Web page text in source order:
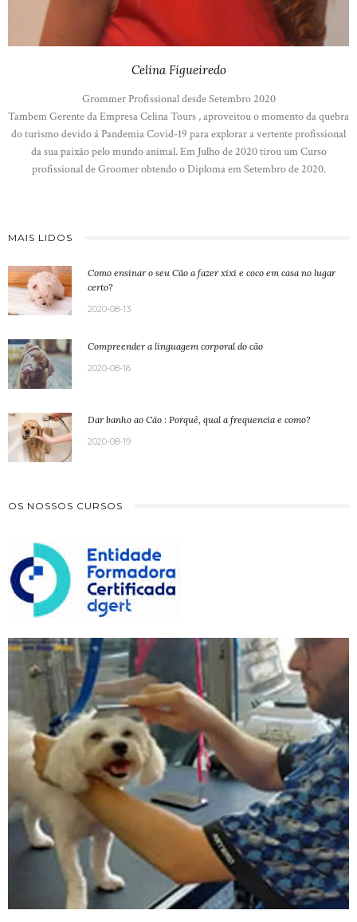
Celina Figueiredo
Grommer Profissional desde Setembro 2020
Tambem Gerente da Empresa Celina Tours , aproveitou o momento da quebra
do turismo devido á Pandemia Covid-19 para explorar a vertente profissional
da sua paixão pelo mundo animal. Em Julho de 2020 tirou um Curso
profissional de Groomer obtendo o Diploma em Setembro de 2020.
MAIS LIDOS
Como ensinar o seu Cão a fazer xixi e coco em casa no lugar
certo?
2020-08-13
Compreender a linguagem corporal do cão
2020-08-16
Dar banho ao Cão : Porquê, qual a frequencia e como?
2020-08-19
OS NOSSOS CURSOS